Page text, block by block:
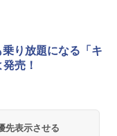
ソロ ドーム 1 EX BDK
ンプ ポリエステル フ
ス保冷剤 2個セット 2
り放題になる「キ
売！
先表示させる